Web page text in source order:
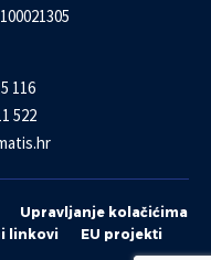
116
522
Upravljanje kolačićima
linkovi EU projekti